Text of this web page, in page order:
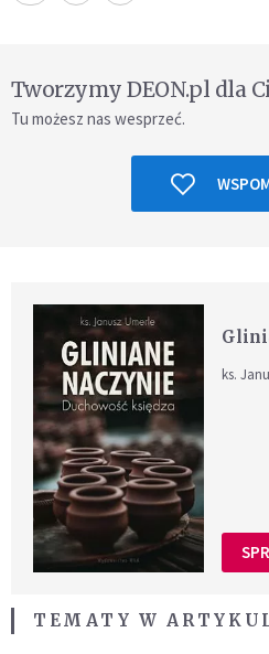
Tworzymy DEON.pl dla
Tu możesz nas wesprzeć.
ks.
TEMATY W